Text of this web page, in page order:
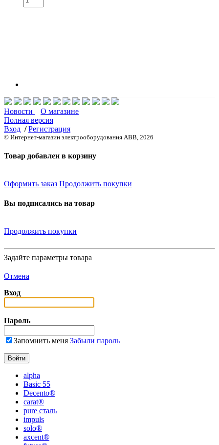
Новости
О магазине
Полная версия
Вход / Регистрация
© Интернет-магазин электрооборудования ABB, 2026
Товар добавлен в корзину
Оформить заказ Продолжить покупки
Вы подписались на товар
Продолжить покупки
Задайте параметры товара
Отмена
Вход
Пароль
Запомнить меня Забыли пароль
alpha
Basic 55
Decento®
carat®
pure сталь
impuls
solo®
axcent®